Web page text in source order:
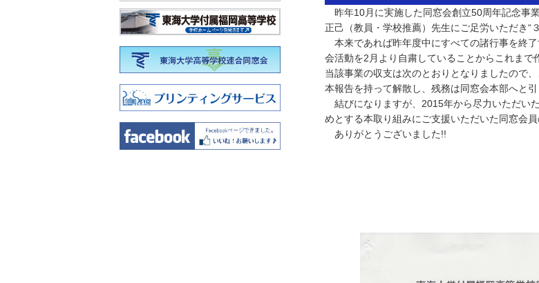
昨年10月に実施した同窓会創立50周年記念事
正己（教員・学校推薦）先生にご足労いただき“
本来であれば昨年度中にすべての諸行事を終
会活動を2月より自粛していることからこれまで
当該事業の収支は次のとおりとなりましたので
本報告を持って解散し、残務は同窓会本部へと
結びになりますが、2015年から尽力いただい
めとする本取り組みにご支援いただいた同窓会
ありがとうございました!!